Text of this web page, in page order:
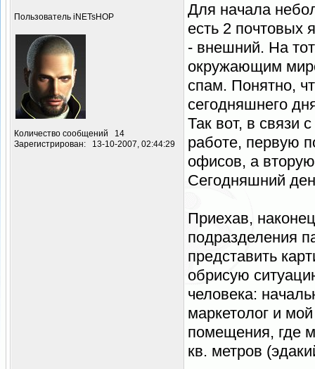
Пользователь iNETsHOP
Количество сообщений 14
Зарегистрирован: 13-10-2007, 02:44:29
Для начала
есть 2 почтовых
- внешний. На
окружающим
спам. Понятно,
сегодняшнего
Так вот, в связи
работе, первую
офисов, а
Сегодняшний
Приехав,
подразделения
представить
обрисую
человека:
маркетолог и
помещения, где
кв. метров